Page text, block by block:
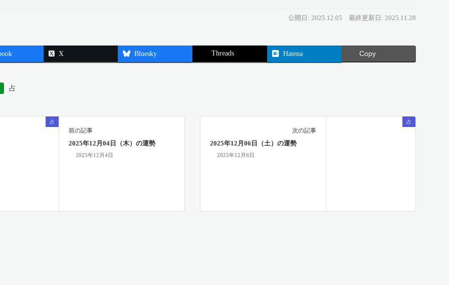
公開日: 2025.12.05 最終更新日: 2025.11.28
X Bluesky Threads Hatena Copy
占
占
前の記事
2025年12月04日（木）の運勢
2025年12月4日
占
次の記事
2025年12月06日（土）の運勢
2025年12月6日